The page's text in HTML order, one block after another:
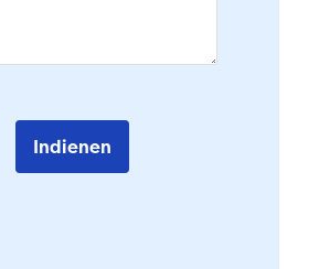
Indienen